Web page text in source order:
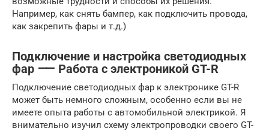
Например, как снять бампер, как подключить провода,
как закрепить фары и т.д.)
Подключение и настройка светодиодных
фар ⸺ Работа с электроникой GT-R
Подключение светодиодных фар к электронике GT-R
может быть немного сложным, особенно если вы не
имеете опыта работы с автомобильной электрикой. Я
внимательно изучил схему электропроводки своего GT-